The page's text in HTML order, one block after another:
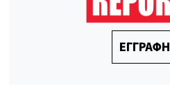
ΕΓΓΡΑΦΗ